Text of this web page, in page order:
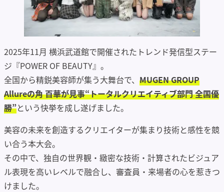
2025年11月 横浜武道館で開催されたトレンド発信型ステー
ジ『POWER OF BEAUTY』。
全国から精鋭美容師が集う大舞台で、 MUGEN GROUP
Allureの角 百華が見事“トータルクリエイティブ部門 全国優
勝”という快挙を成し遂げました。
美容の未来を創造するクリエイターが集まり技術と感性を競
い合う本大会。
その中で、独自の世界観・緻密な技術・計算されたビジュア
ル表現を高いレベルで融合し、審査員・来場者の心を惹きつ
けました。